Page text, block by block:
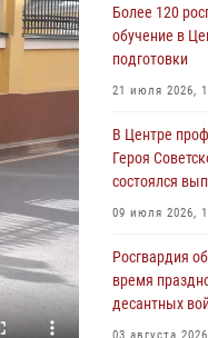
обеспечила
06 августа
мужчину,
конторе
05 августа
безопасность
Кубка России
05 августа
Более 120
обучение в
подготовки
21 июля 2026,
В Центре
Героя
состоялся
09 июля 2026,
Росгвардия
время
десантных